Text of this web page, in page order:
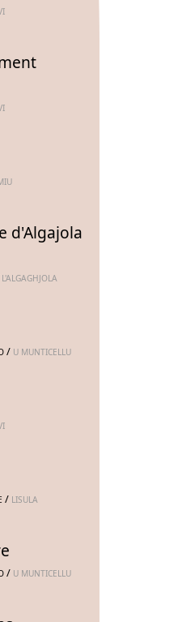
d'Algajola
L'ALGAGHJOLA
/ U MUNTICELLU
/ LISULA
/ U MUNTICELLU